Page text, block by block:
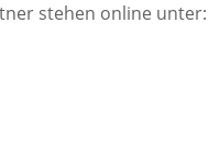
stehen online unter: